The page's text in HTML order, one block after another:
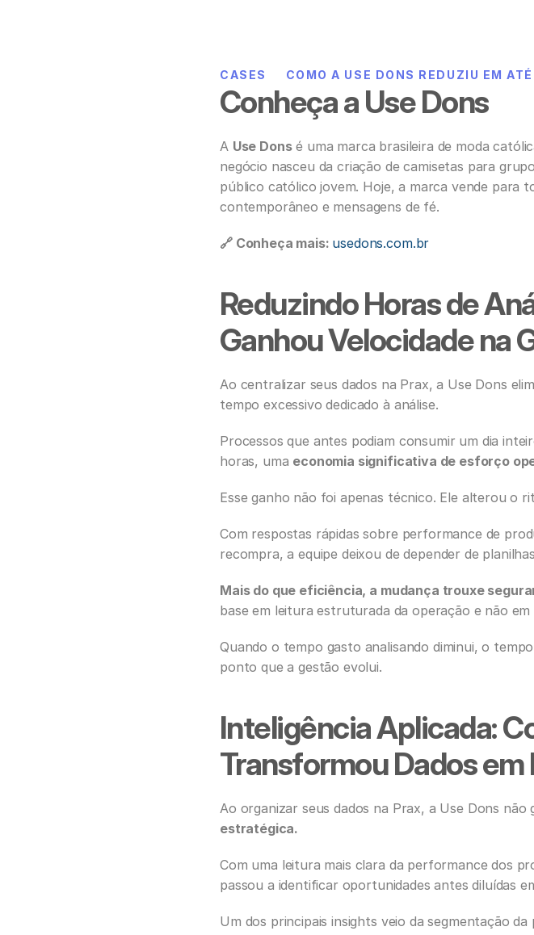
CASES COMO A USE DONS REDUZIU EM
Conheça a Use Dons
A Use Dons é uma marca brasileira de moda
negócio nasceu da criação de camisetas para
público católico jovem. Hoje, a marca vende para
contemporâneo e mensagens de fé.
🔗 Conheça mais: usedons.com.br
Reduzindo Horas de
Ganhou Velocidade na
Ao centralizar seus dados na Prax, a Use Dons
tempo excessivo dedicado à análise.
Processos que antes podiam consumir um dia
horas, uma economia significativa de esforço
Esse ganho não foi apenas técnico. Ele alterou o
Com respostas rápidas sobre performance de
recompra, a equipe deixou de depender de
Mais do que eficiência, a mudança trouxe
base em leitura estruturada da operação e não
Quando o tempo gasto analisando diminui, o
ponto que a gestão evolui.
Inteligência Aplicada:
Transformou Dados em
Ao organizar seus dados na Prax, a Use Dons não
estratégica.
Com uma leitura mais clara da performance dos
passou a identificar oportunidades antes diluídas
Um dos principais insights veio da segmentação